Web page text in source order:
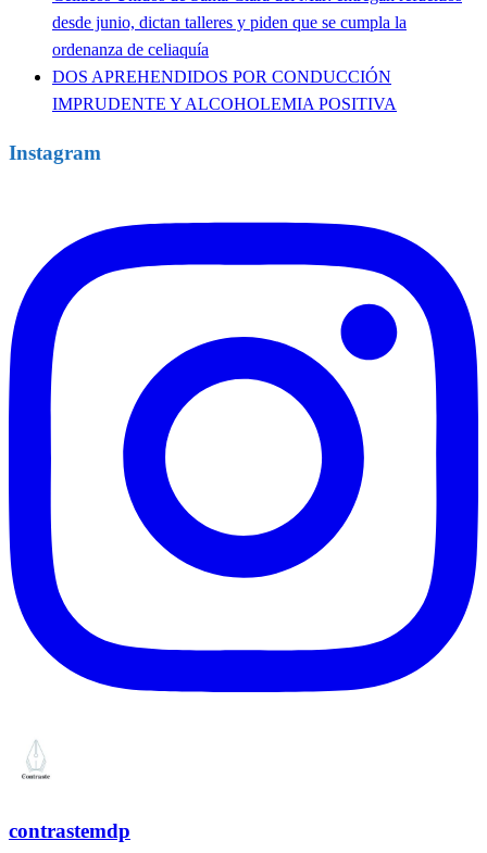
desde junio, dictan talleres y piden que se cumpla la
ordenanza de celiaquía
DOS APREHENDIDOS POR CONDUCCIÓN
IMPRUDENTE Y ALCOHOLEMIA POSITIVA
Instagram
contrastemdp